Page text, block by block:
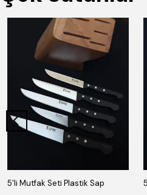
5'li Mutfak Seti Plastik Sap